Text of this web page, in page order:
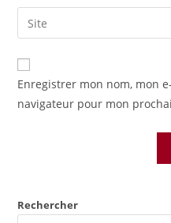
comment
email
address
comment
Saisir
l’URL
de
votre
(facultatif)
Enregistrer mon nom, mon
navigateur pour mon
Rechercher